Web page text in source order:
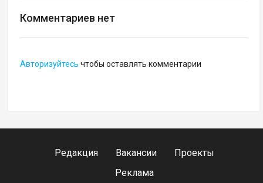
Комментариев нет
Авторизуйтесь чтобы оставлять комментарии
Редакция Вакансии
Проекты
Реклама